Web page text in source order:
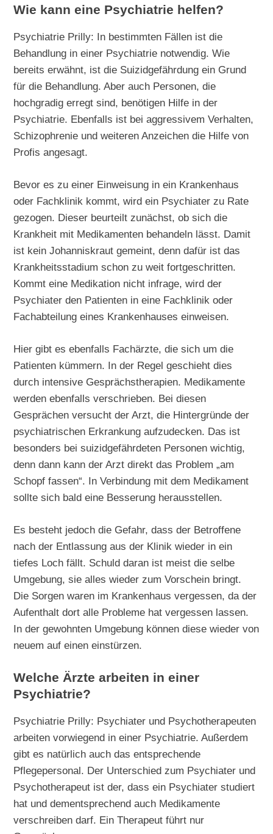
Wie kann eine Psychiatrie helfen?
Psychiatrie Prilly: In bestimmten Fällen ist die
Behandlung in einer Psychiatrie notwendig. Wie
bereits erwähnt, ist die Suizidgefährdung ein Grund
für die Behandlung. Aber auch Personen, die
hochgradig erregt sind, benötigen Hilfe in der
Psychiatrie. Ebenfalls ist bei aggressivem Verhalten,
Schizophrenie und weiteren Anzeichen die Hilfe von
Profis angesagt.
Bevor es zu einer Einweisung in ein Krankenhaus
oder Fachklinik kommt, wird ein Psychiater zu Rate
gezogen. Dieser beurteilt zunächst, ob sich die
Krankheit mit Medikamenten behandeln lässt. Damit
ist kein Johanniskraut gemeint, denn dafür ist das
Krankheitsstadium schon zu weit fortgeschritten.
Kommt eine Medikation nicht infrage, wird der
Psychiater den Patienten in eine Fachklinik oder
Fachabteilung eines Krankenhauses einweisen.
Hier gibt es ebenfalls Fachärzte, die sich um die
Patienten kümmern. In der Regel geschieht dies
durch intensive Gesprächstherapien. Medikamente
werden ebenfalls verschrieben. Bei diesen
Gesprächen versucht der Arzt, die Hintergründe der
psychiatrischen Erkrankung aufzudecken. Das ist
besonders bei suizidgefährdeten Personen wichtig,
denn dann kann der Arzt direkt das Problem „am
Schopf fassen“. In Verbindung mit dem Medikament
sollte sich bald eine Besserung herausstellen.
Es besteht jedoch die Gefahr, dass der Betroffene
nach der Entlassung aus der Klinik wieder in ein
tiefes Loch fällt. Schuld daran ist meist die selbe
Umgebung, sie alles wieder zum Vorschein bringt.
Die Sorgen waren im Krankenhaus vergessen, da der
Aufenthalt dort alle Probleme hat vergessen lassen.
In der gewohnten Umgebung können diese wieder von
neuem auf einen einstürzen.
Welche Ärzte arbeiten in einer
Psychiatrie?
Psychiatrie Prilly: Psychiater und Psychotherapeuten
arbeiten vorwiegend in einer Psychiatrie. Außerdem
gibt es natürlich auch das entsprechende
Pflegepersonal. Der Unterschied zum Psychiater und
Psychotherapeut ist der, dass ein Psychiater studiert
hat und dementsprechend auch Medikamente
verschreiben darf. Ein Therapeut führt nur